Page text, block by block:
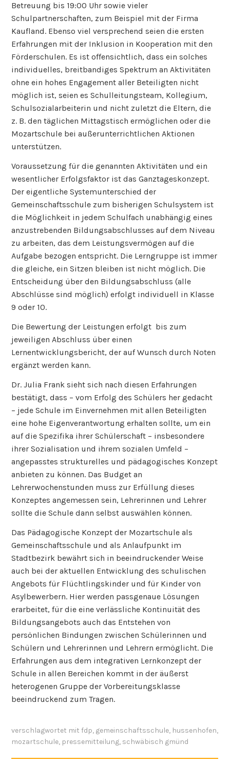
Betreuung bis 19:00 Uhr sowie vieler
Schulpartnerschaften, zum Beispiel mit der Firma
Kaufland. Ebenso viel versprechend seien die ersten
Erfahrungen mit der Inklusion in Kooperation mit den
Förderschulen. Es ist offensichtlich, dass ein solches
individuelles, breitbandiges Spektrum an Aktivitäten
ohne ein hohes Engagement aller Beteiligten nicht
möglich ist, seien es Schulleitungsteam, Kollegium,
Schulsozialarbeiterin und nicht zuletzt die Eltern, die
z. B. den täglichen Mittagstisch ermöglichen oder die
Mozartschule bei außerunterrichtlichen Aktionen
unterstützen.
Voraussetzung für die genannten Aktivitäten und ein
wesentlicher Erfolgsfaktor ist das Ganztageskonzept.
Der eigentliche Systemunterschied der
Gemeinschaftsschule zum bisherigen Schulsystem ist
die Möglichkeit in jedem Schulfach unabhängig eines
anzustrebenden Bildungsabschlusses auf dem Niveau
zu arbeiten, das dem Leistungsvermögen auf die
Aufgabe bezogen entspricht. Die Lerngruppe ist immer
die gleiche, ein Sitzen bleiben ist nicht möglich. Die
Entscheidung über den Bildungsabschluss (alle
Abschlüsse sind möglich) erfolgt individuell in Klasse
9 oder 10.
Die Bewertung der Leistungen erfolgt bis zum
jeweiligen Abschluss über einen
Lernentwicklungsbericht, der auf Wunsch durch Noten
ergänzt werden kann.
Dr. Julia Frank sieht sich nach diesen Erfahrungen
bestätigt, dass – vom Erfolg des Schülers her gedacht
– jede Schule im Einvernehmen mit allen Beteiligten
eine hohe Eigenverantwortung erhalten sollte, um ein
auf die Spezifika ihrer Schülerschaft – insbesondere
ihrer Sozialisation und ihrem sozialen Umfeld –
angepasstes strukturelles und pädagogisches Konzept
anbieten zu können. Das Budget an
Lehrerwochenstunden muss zur Erfüllung dieses
Konzeptes angemessen sein, Lehrerinnen und Lehrer
sollte die Schule dann selbst auswählen können.
Das Pädagogische Konzept der Mozartschule als
Gemeinschaftsschule und als Anlaufpunkt im
Stadtbezirk bewährt sich in beeindruckender Weise
auch bei der aktuellen Entwicklung des schulischen
Angebots für Flüchtlingskinder und für Kinder von
Asylbewerbern. Hier werden passgenaue Lösungen
erarbeitet, für die eine verlässliche Kontinuität des
Bildungsangebots auch das Entstehen von
persönlichen Bindungen zwischen Schülerinnen und
Schülern und Lehrerinnen und Lehrern ermöglicht. Die
Erfahrungen aus dem integrativen Lernkonzept der
Schule in allen Bereichen kommt in der äußerst
heterogenen Gruppe der Vorbereitungsklasse
beeindruckend zum Tragen.
verschlagwortet mit fdp, gemeinschaftsschule, hussenhofen,
mozartschule, pressemitteilung, schwäbisch gmünd